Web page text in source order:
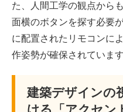
た、人間工学の観点から
面横のボタンを探す必要
に配置されたリモコンに
作姿勢が確保されています
建築デザインの